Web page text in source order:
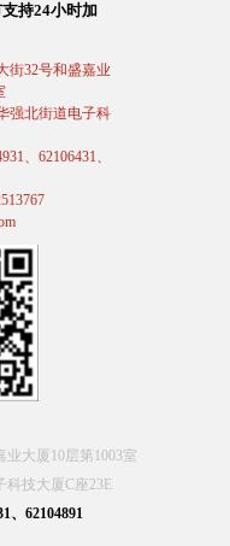
持24小时加
街32号和盛嘉业
强北街道电子科
、62106431、
大厦10层第1003室
科技大厦C座23E
、62104891